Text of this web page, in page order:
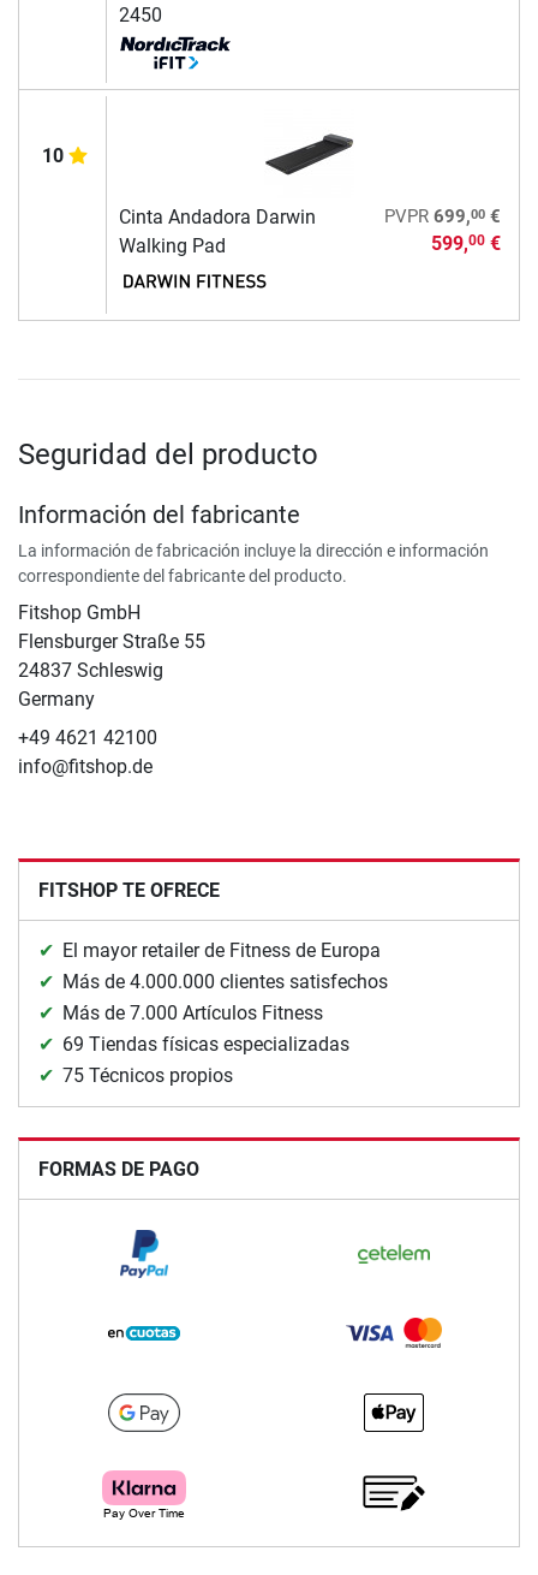
2450
10
Cinta Andadora Darwin
Walking Pad
PVPR 699,00€
599,00€
Seguridad del producto
Información del fabricante
La información de fabricación incluye la dirección e información
correspondiente del fabricante del producto.
Fitshop GmbH
Flensburger Straße 55
24837 Schleswig
Germany
+49 4621 42100
info@fitshop.de
FITSHOP TE OFRECE
El mayor retailer de Fitness de Europa
Más de 4.000.000 clientes satisfechos
Más de 7.000 Artículos Fitness
69 Tiendas físicas especializadas
75 Técnicos propios
FORMAS DE PAGO